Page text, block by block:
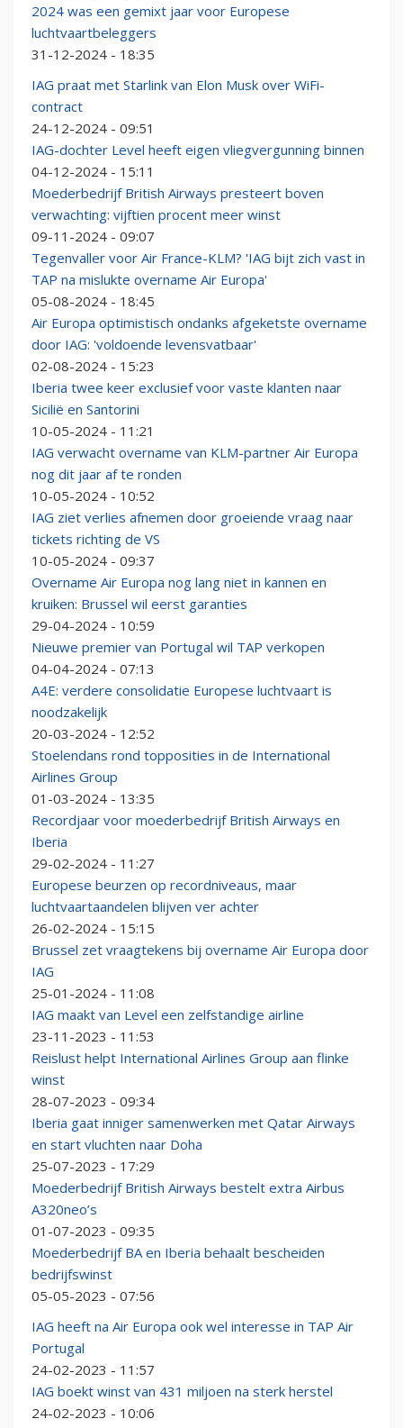
2024 was een gemixt jaar voor Europese
luchtvaartbeleggers
31-12-2024 - 18:35
IAG praat met Starlink van Elon Musk over WiFi-
contract
24-12-2024 - 09:51
IAG-dochter Level heeft eigen vliegvergunning binnen
04-12-2024 - 15:11
Moederbedrijf British Airways presteert boven
verwachting: vijftien procent meer winst
09-11-2024 - 09:07
Tegenvaller voor Air France-KLM? 'IAG bijt zich vast in
TAP na mislukte overname Air Europa'
05-08-2024 - 18:45
Air Europa optimistisch ondanks afgeketste overname
door IAG: 'voldoende levensvatbaar'
02-08-2024 - 15:23
Iberia twee keer exclusief voor vaste klanten naar
Sicilië en Santorini
10-05-2024 - 11:21
IAG verwacht overname van KLM-partner Air Europa
nog dit jaar af te ronden
10-05-2024 - 10:52
IAG ziet verlies afnemen door groeiende vraag naar
tickets richting de VS
10-05-2024 - 09:37
Overname Air Europa nog lang niet in kannen en
kruiken: Brussel wil eerst garanties
29-04-2024 - 10:59
Nieuwe premier van Portugal wil TAP verkopen
04-04-2024 - 07:13
A4E: verdere consolidatie Europese luchtvaart is
noodzakelijk
20-03-2024 - 12:52
Stoelendans rond topposities in de International
Airlines Group
01-03-2024 - 13:35
Recordjaar voor moederbedrijf British Airways en
Iberia
29-02-2024 - 11:27
Europese beurzen op recordniveaus, maar
luchtvaartaandelen blijven ver achter
26-02-2024 - 15:15
Brussel zet vraagtekens bij overname Air Europa door
IAG
25-01-2024 - 11:08
IAG maakt van Level een zelfstandige airline
23-11-2023 - 11:53
Reislust helpt International Airlines Group aan flinke
winst
28-07-2023 - 09:34
Iberia gaat inniger samenwerken met Qatar Airways
en start vluchten naar Doha
25-07-2023 - 17:29
Moederbedrijf British Airways bestelt extra Airbus
A320neo’s
01-07-2023 - 09:35
Moederbedrijf BA en Iberia behaalt bescheiden
bedrijfswinst
05-05-2023 - 07:56
IAG heeft na Air Europa ook wel interesse in TAP Air
Portugal
24-02-2023 - 11:57
IAG boekt winst van 431 miljoen na sterk herstel
24-02-2023 - 10:06